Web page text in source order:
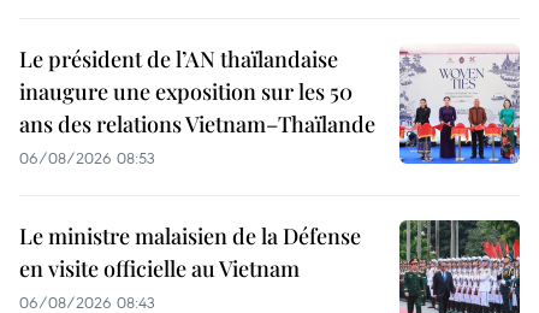
Le président de l’AN thaïlandaise
inaugure une exposition sur les 50
ans des relations Vietnam–Thaïlande
06/08/2026 08:53
Le ministre malaisien de la Défense
en visite officielle au Vietnam
06/08/2026 08:43